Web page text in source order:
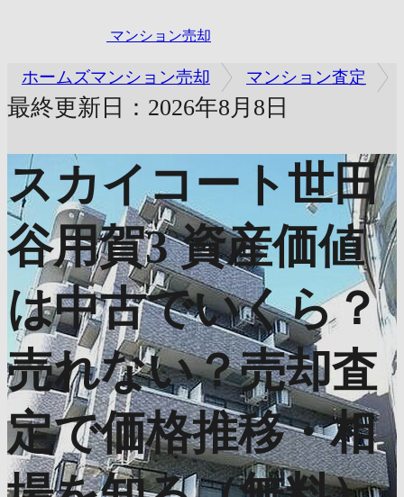
マンション売却
ホームズマンション売却 マンション査定
最終更新日：2026年8月8日
スカイコート世田
谷用賀3 資産価値
は中古でいくら？
売れない？売却査
定で価格推移・相